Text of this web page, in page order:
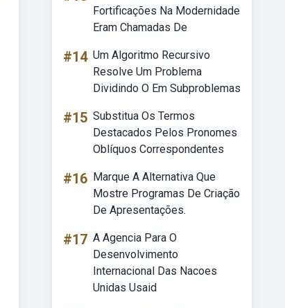
Fortificações Na Modernidade
Eram Chamadas De
#14 Um Algoritmo Recursivo
Resolve Um Problema
Dividindo O Em Subproblemas
#15 Substitua Os Termos
Destacados Pelos Pronomes
Oblíquos Correspondentes
#16 Marque A Alternativa Que
Mostre Programas De Criação
De Apresentações.
#17 A Agencia Para O
Desenvolvimento
Internacional Das Nacoes
Unidas Usaid